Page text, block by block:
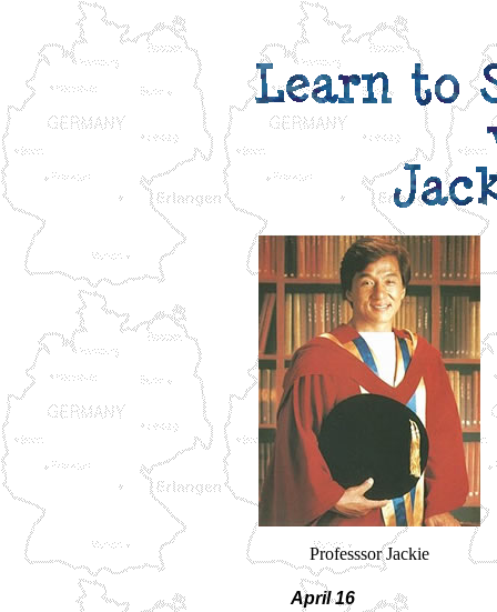
Professsor Jackie
April 16